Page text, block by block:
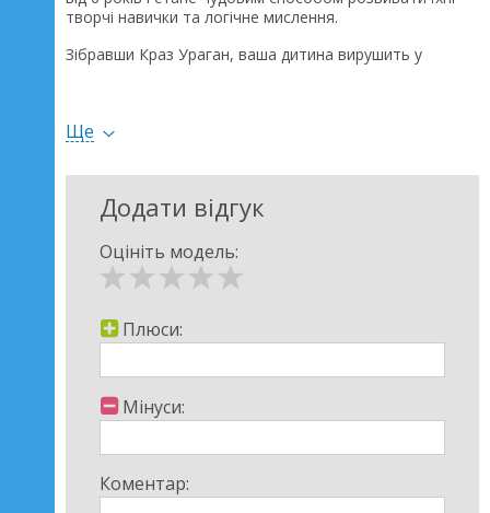
творчі навички та логічне мислення.
Зібравши Краз Ураган, ваша дитина вирушить у
колеса для проходження будь-якої місцевості та
справжнім героєм.
Конструктор Краз Ураган розвиває у дітей дрібну
моторику, просторове мислення та логічне мислення.
Він стимулює їх уяву та креативне мислення,
дозволяючи створювати унікальні моделі та
експериментувати з деталями.
Ми гарантуємо високу якість та безпеку кожної деталі
конструктора. Всі матеріали проходять суворий
Подаруйте вашій дитині незабутні враження з
Допоможіть йому розкрити свій творчий потенціал та
відчути себе справжнім будівельником та героєм
військових місій. Цей набір стане чудовим подарунком
Ще
Додати відгук
Оцініть модель:
Плюси:
Мінуси:
Коментар: